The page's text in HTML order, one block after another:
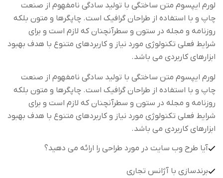
لورم ایپسوم متن ساختگی با تولید سادگی نامفهوم از صنعت
چاپ و با استفاده از طراحان گرافیک است. چاپگرها و متون بلکه
روزنامه و مجله در ستون و سطرآنچنان که لازم است و برای
شرایط فعلی تکنولوژی مورد نیاز و کاربردهای متنوع با هدف بهبود
ابزارهای کاربردی می باشد.
لورم ایپسوم متن ساختگی با تولید سادگی نامفهوم از صنعت
چاپ و با استفاده از طراحان گرافیک است. چاپگرها و متون بلکه
روزنامه و مجله در ستون و سطرآنچنان که لازم است و برای
شرایط فعلی تکنولوژی مورد نیاز و کاربردهای متنوع با هدف بهبود
ابزارهای کاربردی می باشد.
آیا طرح وب سایت در مورد طراحی را ارائه می دهید؟
برندسازی با آژانس تجاری